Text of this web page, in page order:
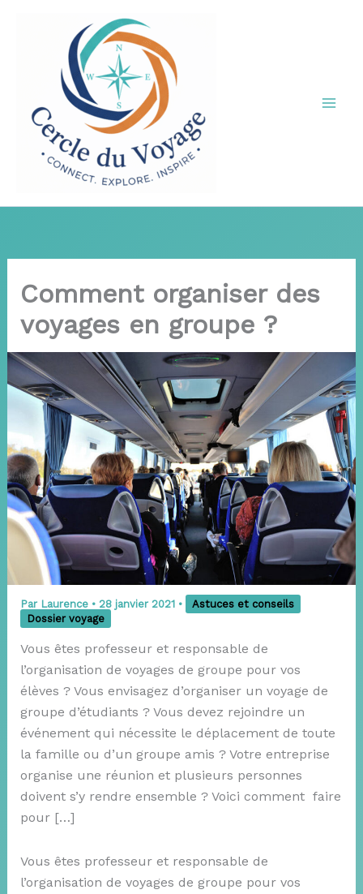
Comment organiser des
voyages en groupe ?
Par Laurence • 28 janvier 2021 •
Astuces et conseils
Dossier voyage
Vous êtes professeur et responsable de
l’organisation de voyages de groupe pour vos
élèves ? Vous envisagez d’organiser un voyage de
groupe d’étudiants ? Vous devez rejoindre un
événement qui nécessite le déplacement de toute
la famille ou d’un groupe amis ? Votre entreprise
organise une réunion et plusieurs personnes
doivent s’y rendre ensemble ? Voici comment faire
pour […]
Vous êtes professeur et responsable de
l’organisation de voyages de groupe pour vos